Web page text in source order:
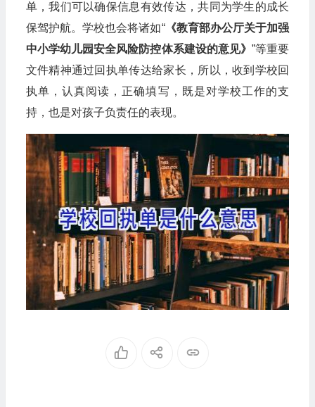
单，我们可以确保信息有效传达，共同为学生的成长
保驾护航。学校也会将诸如“《教育部办公厅关于加强
中小学幼儿园安全风险防控体系建设的意见》”等重要
文件精神通过回执单传达给家长，所以，收到学校回
执单，认真阅读，正确填写，既是对学校工作的支
持，也是对孩子负责任的表现。